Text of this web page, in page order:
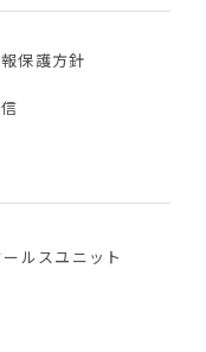
保護方針
ルスユニット